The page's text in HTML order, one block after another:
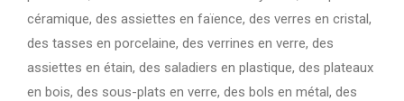
céramique, des assiettes en faïence, des verres en cristal,
des tasses en porcelaine, des verrines en verre, des
assiettes en étain, des saladiers en plastique, des plateaux
en bois, des sous-plats en verre, des bols en métal, des